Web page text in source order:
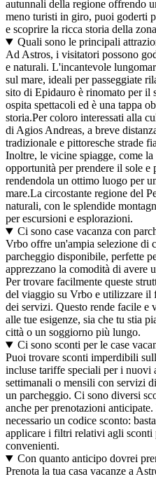
autunnali della regione offrendo
meno turisti in giro, puoi goderti
e scoprire la ricca storia della
Quali sono le principali
Ad Astros, i visitatori possono
e naturali. L'incantevole
sul mare, ideali per passeggiate
sito di Epidauro è rinomato per il
ospita spettacoli ed è una tappa
storia.Per coloro interessati alla
di Agios Andreas, a breve
tradizionale e pittoresche strade
Inoltre, le vicine spiagge, come
opportunità per prendere il sole e
rendendola un ottimo luogo per
mare.La circostante regione del
naturali, con le splendide
per escursioni e esplorazioni.
Ci sono case vacanza con
Vrbo offre un'ampia selezione di
parcheggio disponibile, perfette
apprezzano la comodità di avere
Per trovare facilmente queste
del viaggio su Vrbo e utilizzare
dei servizi. Questo rende facile e
alle tue esigenze, sia che tu stia
città o un soggiorno più lungo.
Ci sono sconti per le case
Puoi trovare sconti imperdibili
incluse tariffe speciali per i nuovi
settimanali o mensili con servizi
un parcheggio. Ci sono diversi
anche per prenotazioni
necessario un codice sconto:
applicare i filtri relativi agli sconti
convenienti.
Con quanto anticipo dovrei
Prenota la tua casa vacanze a